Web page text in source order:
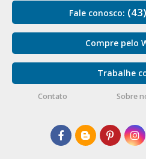
Fale conosco:
Compre pelo
Trabalhe
Contato Sobre